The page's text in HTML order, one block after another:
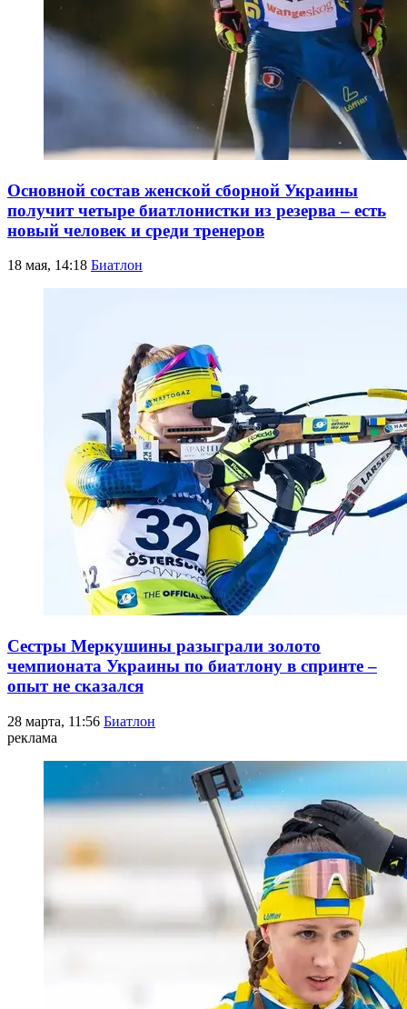
Основной состав женской сборной Украины
получит четыре биатлонистки из резерва – есть
новый человек и среди тренеров
18 мая, 14:18 Биатлон
Сестры Меркушины разыграли золото
чемпионата Украины по биатлону в спринте –
опыт не сказался
28 марта, 11:56 Биатлон
реклама